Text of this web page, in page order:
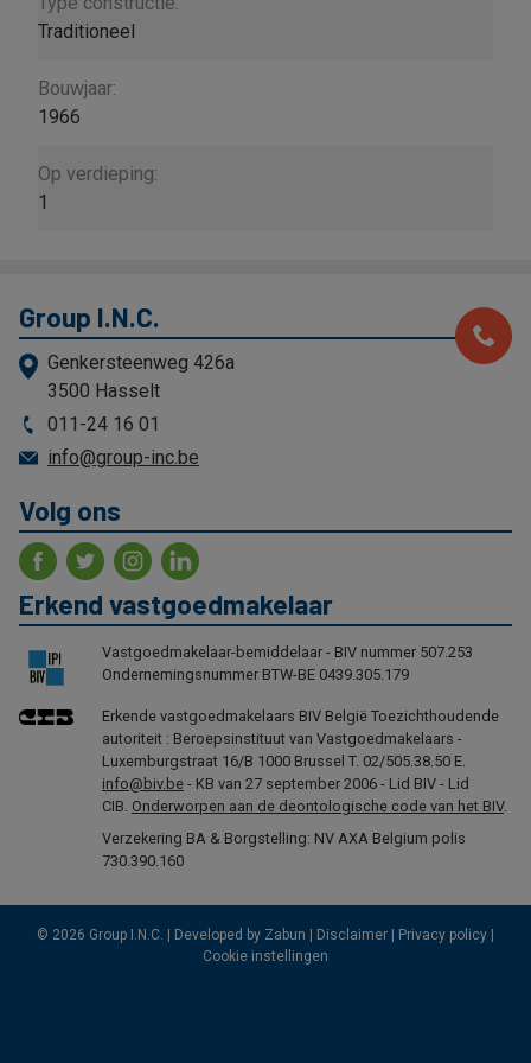
Traditioneel
Bouwjaar:
1966
Op verdieping:
1
Group I.N.C.
Genkersteenweg 426a
3500 Hasselt
011-24 16 01
info@group-inc.be
Volg ons
Erkend vastgoedmakelaar
Vastgoedmakelaar-bemiddelaar - BIV nummer 507.253
Ondernemingsnummer BTW-BE 0439.305.179
Erkende vastgoedmakelaars BIV België Toezichthoudende
autoriteit : Beroepsinstituut van Vastgoedmakelaars -
Luxemburgstraat 16/B 1000 Brussel T. 02/505.38.50 E.
info@biv.be - KB van 27 september 2006 - Lid BIV - Lid
CIB. Onderworpen aan de deontologische code van het BIV.
Verzekering BA & Borgstelling: NV AXA Belgium polis
730.390.160
© 2026 Group I.N.C. | Developed by Zabun | Disclaimer | Privacy policy |
Cookie instellingen